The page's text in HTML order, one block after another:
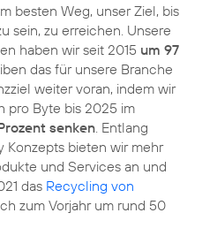
besten Weg, unser Ziel, bis
sein, zu erreichen. Unsere
haben wir seit 2015 um 97
das für unsere Branche
weiter voran, indem wir
pro Byte bis 2025 im
senken . Entlang
Konzepts bieten wir mehr
und Services an und
das Recycling von
zum Vorjahr um rund 50